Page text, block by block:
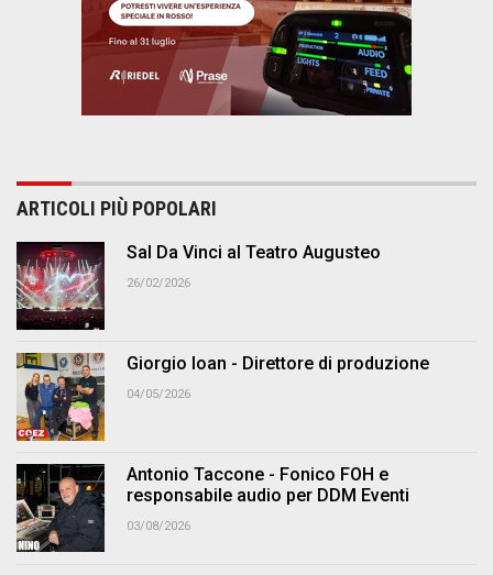
ARTICOLI PIÙ POPOLARI
Sal Da Vinci al Teatro Augusteo
26/02/2026
Giorgio Ioan - Direttore di produzione
04/05/2026
Antonio Taccone - Fonico FOH e
responsabile audio per DDM Eventi
03/08/2026